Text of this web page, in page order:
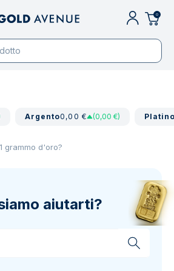
0
Argento0,00 € (0,00 €)
grammo d'oro?
aiutarti?